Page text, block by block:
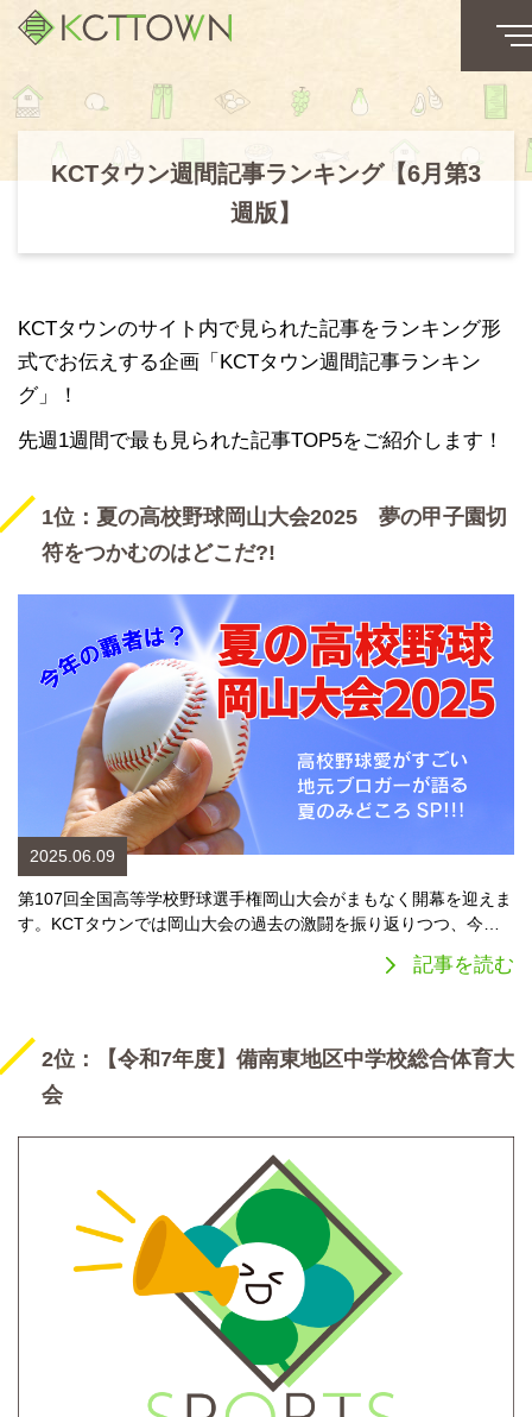
KCTタウン週間記事ランキング【6月第3
週版】
KCTタウンのサイト内で見られた記事をランキング形
式でお伝えする企画「KCTタウン週間記事ランキン
グ」！
先週1週間で最も見られた記事TOP5をご紹介します！
1位：夏の高校野球岡山大会2025 夢の甲子園切
符をつかむのはどこだ?!
2025.06.09
第107回全国高等学校野球選手権岡山大会がまもなく開幕を迎えま
す。KCTタウンでは岡山大会の過去の激闘を振り返りつつ、今…
記事を読む
2位：【令和7年度】備南東地区中学校総合体育大
会